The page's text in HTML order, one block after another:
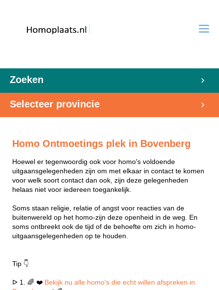
Zoeken
Selecteer provincie
Homo Ontmoetings plek in Bovenberg
Hoewel er tegenwoordig ook voor homo's voldoende
uitgaansgelegenheden zijn om met elkaar in contact te komen
voor welk soort contact dan ook, zijn deze gelegenheden
helaas niet voor iedereen toegankelijk.
Soms staan religie, relatie of angst voor reacties van de
buitenwereld op het homo-zijn deze openheid in de weg. En
soms ontbreekt ook de tijd of de behoefte om zich in homo-
uitgaansgelegenheden op te houden.
Tip 👇
ᐅ 1. 🌈 ❤️ Bekijk nu alle homo's die echt willen afspreken in